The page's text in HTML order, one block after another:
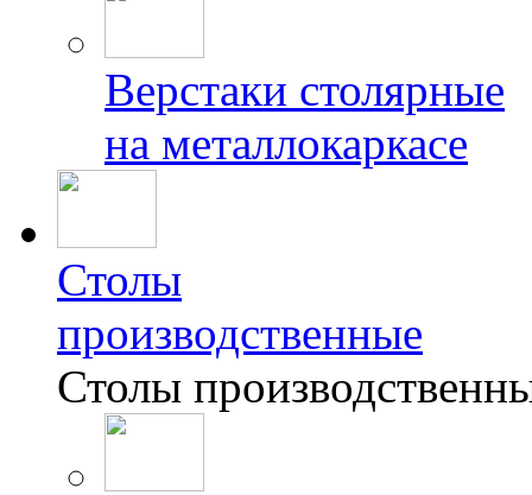
Верстаки столярные
на металлокаркасе
Столы
производственные
Столы